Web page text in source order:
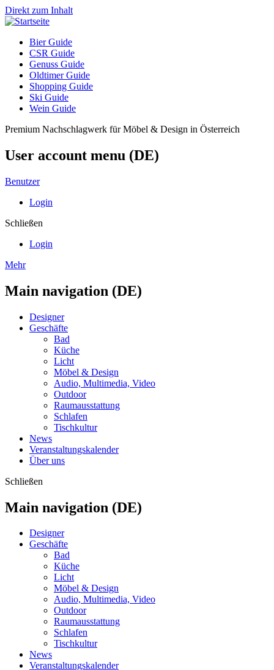
Direkt zum Inhalt
Bier Guide
CSR Guide
Genuss Guide
Oldtimer Guide
Shopping Guide
Ski Guide
Wein Guide
Premium Nachschlagwerk für Möbel & Design in Österreich
User account menu (DE)
Benutzer
Login
Schließen
Login
Mehr
Main navigation (DE)
Designer
Geschäfte
Bad
Küche
Licht
Möbel & Design
Audio, Multimedia, Video
Outdoor
Raumausstattung
Schlafen
Tischkultur
News
Veranstaltungskalender
Über uns
Schließen
Main navigation (DE)
Designer
Geschäfte
Bad
Küche
Licht
Möbel & Design
Audio, Multimedia, Video
Outdoor
Raumausstattung
Schlafen
Tischkultur
News
Veranstaltungskalender